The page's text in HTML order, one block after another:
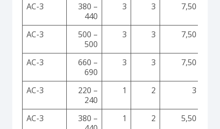
AC-3
380 –
440
3 3 7,50
AC-3
500 –
500
3 3 7,50
AC-3
660 –
690
3 3 7,50
AC-3
220 –
240
1 2 3
AC-3
380 –
1 2 5,50